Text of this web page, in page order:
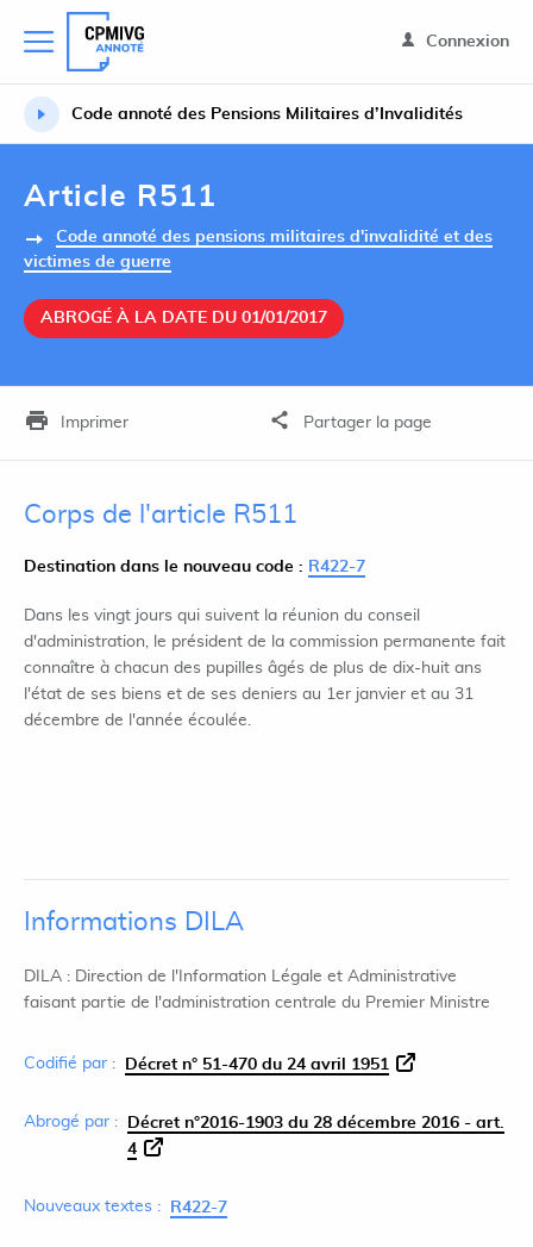
Connexion
Code annoté des Pensions Militaires d’Invalidités
Article R511
Code annoté des pensions militaires d'invalidité et des
victimes de guerre
ABROGÉ À LA DATE DU 01/01/2017
Imprimer Partager la page
Corps de l'article R511
Destination dans le nouveau code : R422-7
Dans les vingt jours qui suivent la réunion du conseil
d'administration, le président de la commission permanente fait
connaître à chacun des pupilles âgés de plus de dix-huit ans
l'état de ses biens et de ses deniers au 1er janvier et au 31
décembre de l'année écoulée.
Informations DILA
DILA : Direction de l'Information Légale et Administrative
faisant partie de l'administration centrale du Premier Ministre
Codifié par : Décret n° 51-470 du 24 avril 1951
Abrogé par :
Décret n°2016-1903 du 28 décembre 2016 - art.
4
Nouveaux textes : R422-7